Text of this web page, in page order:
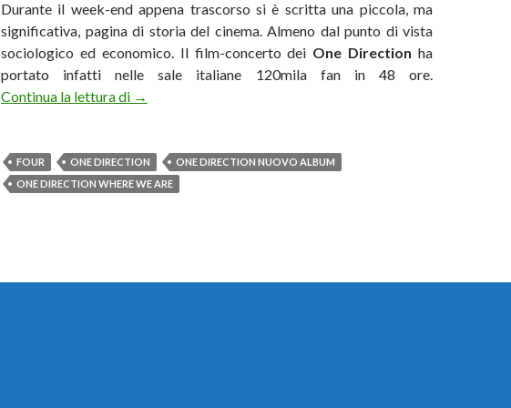
Durante il week-end appena trascorso si è scritta una piccola, ma
significativa, pagina di storia del cinema. Almeno dal punto di vista
sociologico ed economico. Il film-concerto dei One Direction ha
portato infatti nelle sale italiane 120mila fan in 48 ore.
Continua la lettura di One Direction, il film-concerto è il più visto di tutti i tempi in
→
FOUR ONE DIRECTION
ONE DIRECTION NUOVO ALBUM
ONE DIRECTION WHERE WE ARE